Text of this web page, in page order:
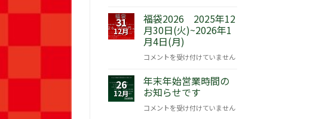
ー
タ
ー
ビ
ッ
ト
™
サ
チ
ャ
ー
ミ
グ
セ
ル
31
12月
福袋2026 2025年12
月30日(火)~2026年1
月4日(月)
福
2026
2025
年
コメントを受け付けていません
26
12月
年末年始営業時間の
お知らせです
年
コメントを受け付けていません